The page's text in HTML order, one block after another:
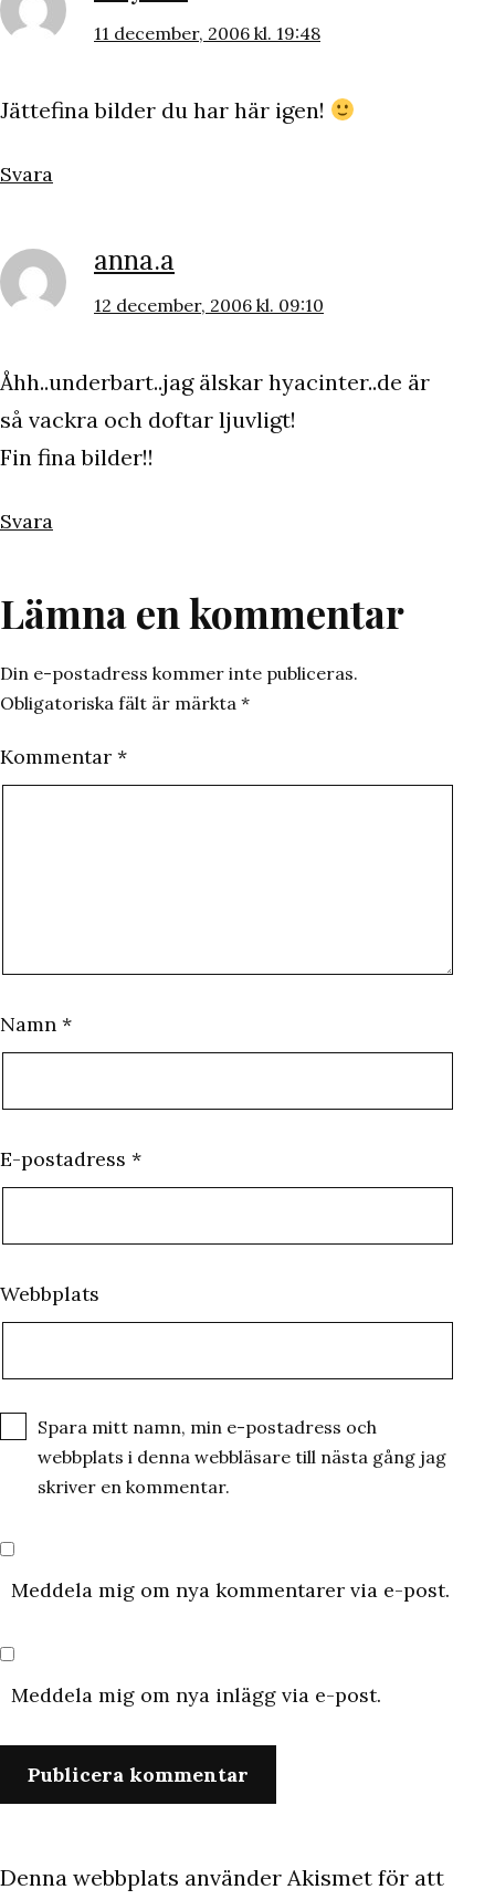
11 december, 2006 kl. 19:48
Jättefina bilder du har här igen!
Svara
anna.a
12 december, 2006 kl. 09:10
Åhh..underbart..jag älskar hyacinter..de är
så vackra och doftar ljuvligt!
Fin fina bilder!!
Svara
Lämna en kommentar
Din e-postadress kommer inte publiceras.
Obligatoriska fält är märkta *
Kommentar *
Namn *
E-postadress *
Webbplats
Spara mitt namn, min e-postadress och
webbplats i denna webbläsare till nästa gång jag
skriver en kommentar.
Meddela mig om nya kommentarer via e-post.
Meddela mig om nya inlägg via e-post.
Denna webbplats använder Akismet för att